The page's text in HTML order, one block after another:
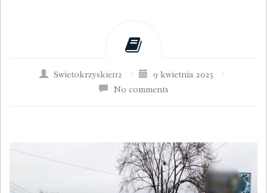
Swietokrzyskie112 / 9 kwietnia 2025
/
No comments